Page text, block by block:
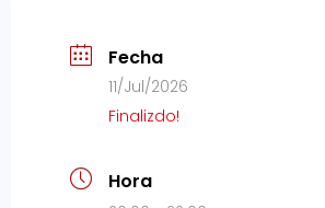
Fecha
11/Jul/2026
Finalizdo!
Hora